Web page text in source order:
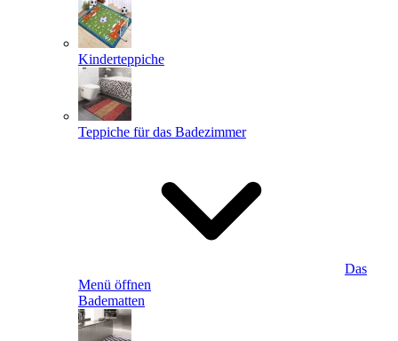
Kinderteppiche
Teppiche für das Badezimmer
Das
Menü öffnen
Badematten